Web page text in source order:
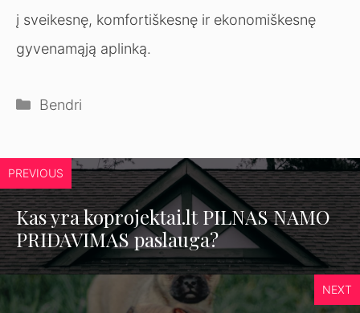
į sveikesnę, komfortiškesnę ir ekonomiškesnę
gyvenamąją aplinką.
Kategorijos
Bendri
PREVIOUS
Kas yra koprojektai.lt PILNAS NAMO
PRIDAVIMAS paslauga?
NEXT